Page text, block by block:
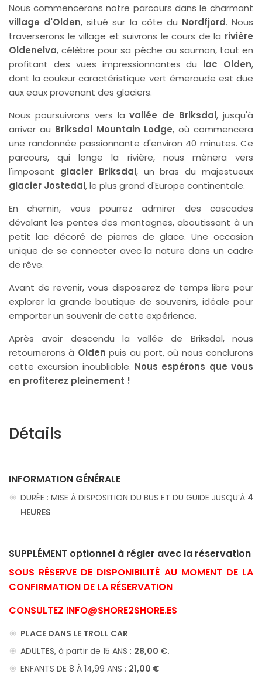
Nous commencerons notre parcours dans le charmant
village d'Olden, situé sur la côte du Nordfjord. Nous
traverserons le village et suivrons le cours de la rivière
Oldenelva, célèbre pour sa pêche au saumon, tout en
profitant des vues impressionnantes du lac Olden,
dont la couleur caractéristique vert émeraude est due
aux eaux provenant des glaciers.
Nous poursuivrons vers lavallée de Briksdal, jusqu'à
arriver au Briksdal Mountain Lodge, où commencera
une randonnée passionnante d'environ 40 minutes. Ce
parcours, qui longe la rivière, nous mènera vers
l'imposant glacier Briksdal, un bras du majestueux
glacier Jostedal, le plus grand d'Europe continentale.
En chemin, vous pourrez admirer des cascades
dévalant les pentes des montagnes, aboutissant à un
petit lac décoré de pierres de glace. Une occasion
unique de se connecter avec la nature dans un cadre
de rêve.
Avant de revenir, vous disposerez de temps libre pour
explorer la grande boutique de souvenirs, idéale pour
emporter un souvenir de cette expérience.
Après avoir descendu la vallée de Briksdal, nous
retournerons à Olden puis au port, où nous conclurons
cette excursion inoubliable. Nous espérons que vous
en profiterez pleinement !
Détails
INFORMATION GÉNÉRALE
DURÉE : MISE À DISPOSITION DU BUS ET DU GUIDE JUSQU’À 4
HEURES
SUPPLÉMENT optionnel à régler avec la réservation
SOUS RÉSERVE DE DISPONIBILITÉ AU MOMENT DE LA
CONFIRMATION DE LA RÉSERVATION
CONSULTEZ INFO@SHORE2SHORE.ES
PLACE DANS LE TROLL CAR
ADULTES, à partir de 15 ANS : 28,00 €.
ENFANTS DE 8 À 14,99 ANS : 21,00 €